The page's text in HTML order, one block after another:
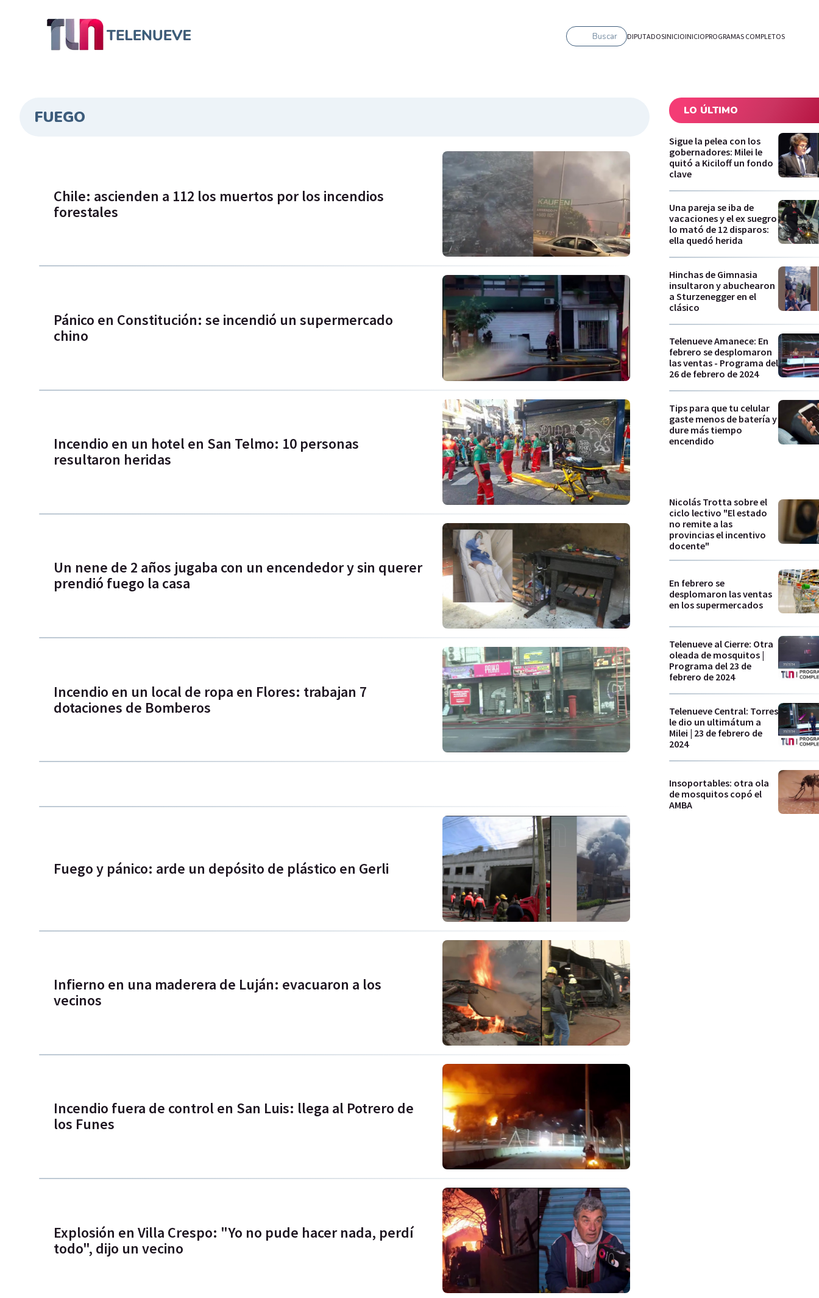
Buscar DIPUTADOSINICIOINICIOPROGRAMAS COMPLETOS
FUEGO
Chile: ascienden a 112 los muertos por los incendios
forestales
Pánico en Constitución: se incendió un supermercado
chino
Incendio en un hotel en San Telmo: 10 personas
resultaron heridas
Un nene de 2 años jugaba con un encendedor y sin querer
prendió fuego la casa
Incendio en un local de ropa en Flores: trabajan 7
dotaciones de Bomberos
Fuego y pánico: arde un depósito de plástico en Gerli
Infierno en una maderera de Luján: evacuaron a los
vecinos
Incendio fuera de control en San Luis: llega al Potrero de
los Funes
Explosión en Villa Crespo: "Yo no pude hacer nada, perdí
todo", dijo un vecino
LO ÚLTIMO
Sigue la pelea con los
gobernadores: Milei le
quitó a Kiciloff un fondo
clave
Una pareja se iba de
vacaciones y el ex suegro
lo mató de 12 disparos:
ella quedó herida
Hinchas de Gimnasia
insultaron y abuchearon
a Sturzenegger en el
clásico
Telenueve Amanece: En
febrero se desplomaron
las ventas - Programa del
26 de febrero de 2024
Tips para que tu celular
gaste menos de batería y
dure más tiempo
encendido
Nicolás Trotta sobre el
ciclo lectivo "El estado
no remite a las
provincias el incentivo
docente"
En febrero se
desplomaron las ventas
en los supermercados
Telenueve al Cierre: Otra
oleada de mosquitos |
Programa del 23 de
febrero de 2024
Telenueve Central: Torres
le dio un ultimátum a
Milei | 23 de febrero de
2024
Insoportables: otra ola
de mosquitos copó el
AMBA